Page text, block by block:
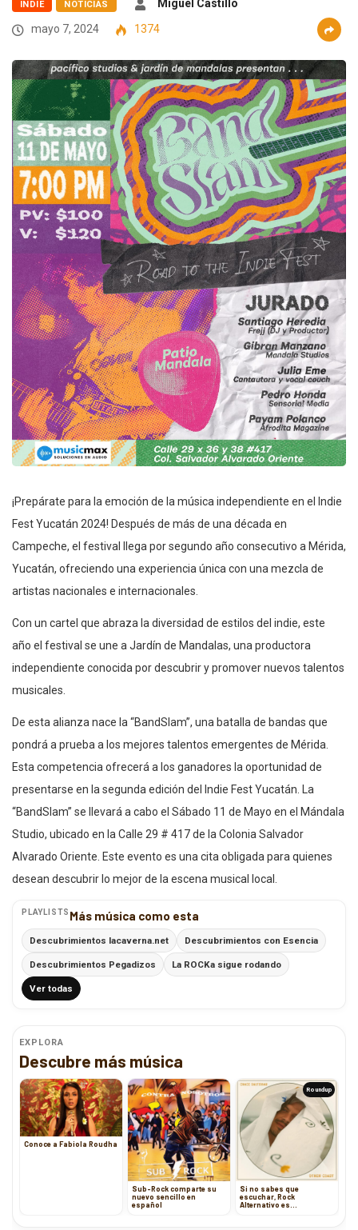
INDIE NOTICIAS
Miguel Castillo
mayo 7, 2024
1374
¡Prepárate para la emoción de la música independiente en el Indie
Fest Yucatán 2024! Después de más de una década en
Campeche, el festival llega por segundo año consecutivo a Mérida,
Yucatán, ofreciendo una experiencia única con una mezcla de
artistas nacionales e internacionales.
Con un cartel que abraza la diversidad de estilos del indie, este
año el festival se une a Jardín de Mandalas, una productora
independiente conocida por descubrir y promover nuevos talentos
musicales.
De esta alianza nace la “BandSlam”, una batalla de bandas que
pondrá a prueba a los mejores talentos emergentes de Mérida.
Esta competencia ofrecerá a los ganadores la oportunidad de
presentarse en la segunda edición del Indie Fest Yucatán. La
“BandSlam” se llevará a cabo el Sábado 11 de Mayo en el Mándala
Studio, ubicado en la Calle 29 # 417 de la Colonia Salvador
Alvarado Oriente. Este evento es una cita obligada para quienes
desean descubrir lo mejor de la escena musical local.
PLAYLISTS Más música como esta
Descubrimientos lacaverna.net Descubrimientos con Esencia
Descubrimientos Pegadizos La ROCKa sigue rodando
Ver todas
EXPLORA
Descubre más música
Conoce a Fabiola Roudha
Sub-Rock comparte su
nuevo sencillo en
español
Roundup
Si no sabes que
escuchar, Rock
Alternativo es…